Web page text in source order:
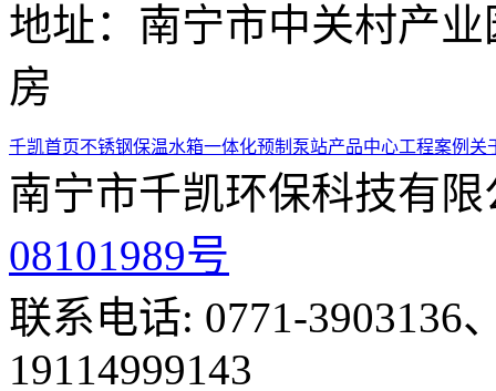
地址：南宁市中关村产
房
千凯首页不锈钢保温水箱一体化预制泵站产品中心工程案例 关
南宁市千凯环保科技有限
08101989号
联系电话: 0771-3903136
19114999143